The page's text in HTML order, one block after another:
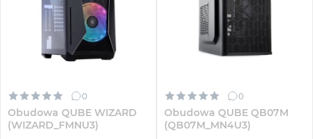
0
Obudowa QUBE WIZARD
(WIZARD_FMNU3)
0
Obudowa QUBE QB07M
(QB07M_MN4U3)